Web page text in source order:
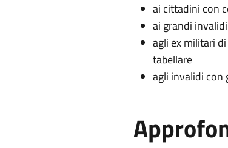
ai cittadini con
ai grandi
agli ex militari
tabellare
agli invalidi con